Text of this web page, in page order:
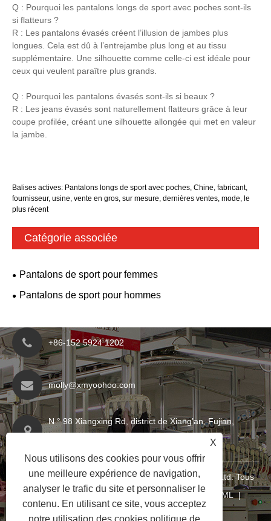
Q : Pourquoi les pantalons longs de sport avec poches sont-ils
si flatteurs ?
R : Les pantalons évasés créent l’illusion de jambes plus
longues. Cela est dû à l’entrejambe plus long et au tissu
supplémentaire. Une silhouette comme celle-ci est idéale pour
ceux qui veulent paraître plus grands.
Q : Pourquoi les pantalons évasés sont-ils si beaux ?
R : Les jeans évasés sont naturellement flatteurs grâce à leur
coupe profilée, créant une silhouette allongée qui met en valeur
la jambe.
Balises actives: Pantalons longs de sport avec poches, Chine, fabricant,
fournisseur, usine, vente en gros, sur mesure, dernières ventes, mode, le
plus récent
Catégorie associée
Pantalons de sport pour femmes
Pantalons de sport pour hommes
+86-152 5924 1202
molly@xmyoohoo.com
N ° 98 Xiangxing Rd, district de Xiang’an, Fujian,
Copyright © 2024 Xiamen Evariricky Trading Co., Ltd. Tous
droits réservésLinks |Sitemap|RSS| XML|
politique de confidentialité
|
X
Nous utilisons des cookies pour vous offrir
une meilleure expérience de navigation,
analyser le trafic du site et personnaliser le
contenu. En utilisant ce site, vous acceptez
notre utilisation des cookies. politique de